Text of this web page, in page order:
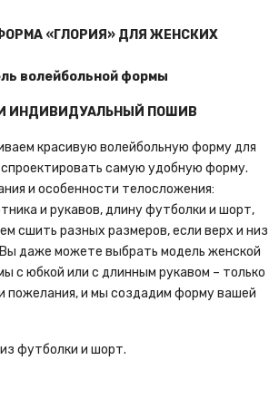
«ГЛОРИЯ» ДЛЯ ЖЕНСКИХ
волейбольной формы
ИНДИВИДУАЛЬНЫЙ ПОШИВ
красивую волейбольную форму для
самую удобную форму.
и особенности телосложения:
и рукавов, длину футболки и шорт,
сшить разных размеров, если верх и низ
даже можете выбрать модель женской
с юбкой или с длинным рукавом – только
пожелания, и мы создадим форму вашей
футболки и шорт.